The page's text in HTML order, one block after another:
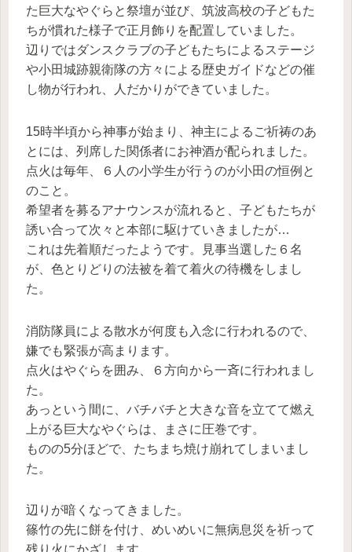
た巨大なやぐらと祭壇が並び、筑波高校の子どもた
ちが慣れた様子で正月飾りを配置していました。
辺りではダンスクラブの子どもたちによるステージ
や小田城跡親衛隊の方々による歴史ガイドなどの催
し物が行われ、人だかりができていました。
15時半頃から神事が始まり、神主によるご祈祷のあ
とには、列席した関係者にお神酒が配られました。
点火は毎年、６人の小学生が行うのが小田の恒例と
のこと。
希望者を募るアナウンスが流れると、子どもたちが
誘い合って次々と本部に駆けていきましたが…
これは先着順だったようです。見事当選した６名
が、色とりどりの法被を着て着火の待機をしまし
た。
消防隊員による散水が何度も入念に行われるので、
嫌でも緊張が高まります。
点火はやぐらを囲み、６方向から一斉に行われまし
た。
あっという間に、バチバチと大きな音を立てて燃え
上がる巨大なやぐらは、まさに圧巻です。
ものの5分ほどで、たちまち焼け崩れてしまいまし
た。
辺りが暗くなってきました。
篠竹の先に餅を付け、めいめいに無病息災を祈って